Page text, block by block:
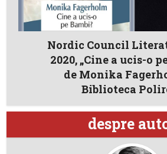
Nordic Council
2020, „Cine a ucis-o
de Monika
Biblioteca
despre